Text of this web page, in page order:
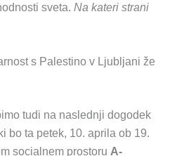
sveta. Na kateri strani
s Palestino v Ljubljani že
tudi na naslednji dogodek
bo ta petek, 10. aprila ob 19.
socialnem prostoru A-